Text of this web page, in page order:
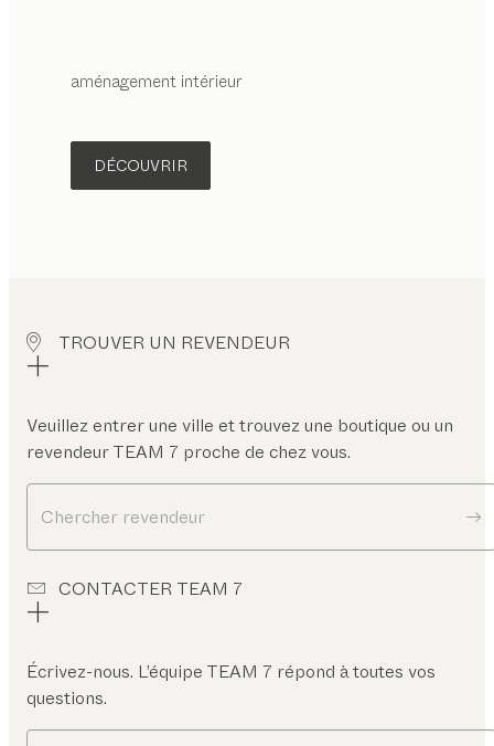
aménagement intérieur
DÉCOUVRIR
TROUVER UN REVENDEUR
Veuillez entrer une ville et trouvez une boutique ou un
revendeur TEAM 7 proche de chez vous.
Chercher revendeur
CONTACTER TEAM 7
Écrivez-nous. L’équipe TEAM 7 répond à toutes vos
questions.